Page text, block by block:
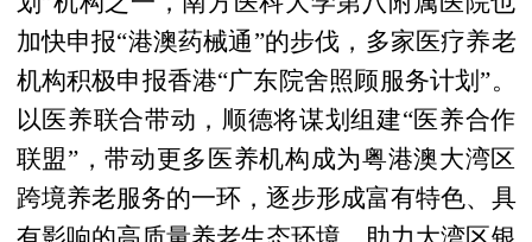
加快申报“港澳药械通”的步伐，多家医疗养老
机构积极申报香港“广东院舍照顾服务计划”。
以医养联合带动，顺德将谋划组建“医养合作
联盟”，带动更多医养机构成为粤港澳大湾区
跨境养老服务的一环，逐步形成富有特色、具